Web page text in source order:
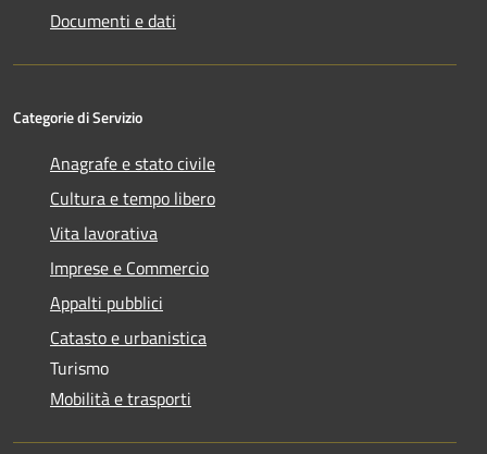
Documenti e dati
Categorie di Servizio
Anagrafe e stato civile
Cultura e tempo libero
Vita lavorativa
Imprese e Commercio
Appalti pubblici
Catasto e urbanistica
Turismo
Mobilità e trasporti